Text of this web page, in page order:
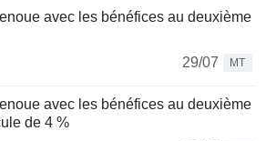
avec les bénéfices au deuxième
29/07
MT
avec les bénéfices au deuxième
de 4 %